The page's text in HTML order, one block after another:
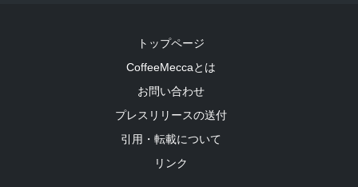
トップページ
CoffeeMeccaとは
お問い合わせ
プレスリリースの送付
引用・転載について
リンク